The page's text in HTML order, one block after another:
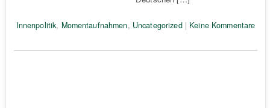
Innenpolitik, Momentaufnahmen, Uncategorized| Keine Kommentare